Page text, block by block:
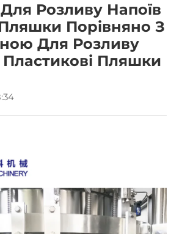
Розливу Напоїв
Порівняно З
Для Розливу
Пластикові Пляшки